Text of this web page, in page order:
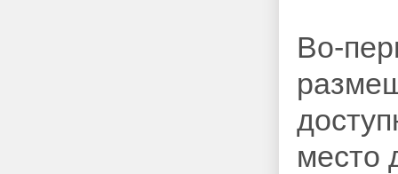
Во-
место